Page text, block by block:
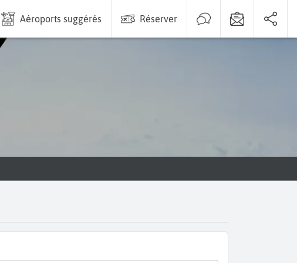
Aéroports suggérés Réserver